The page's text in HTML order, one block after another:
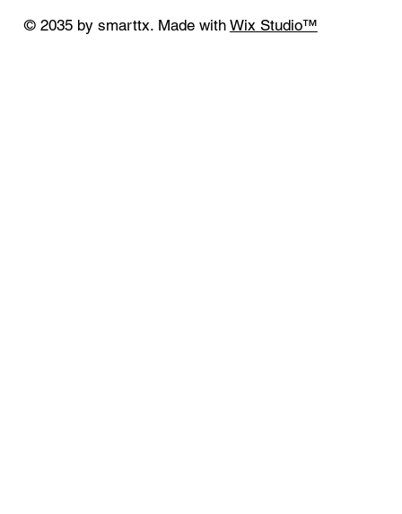
© 2035 by smarttx. Made with Wix Studio™